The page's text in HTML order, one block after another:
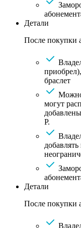
Детали
После покупки
браслет
Можно
могут
Р.
Детали
После покупки